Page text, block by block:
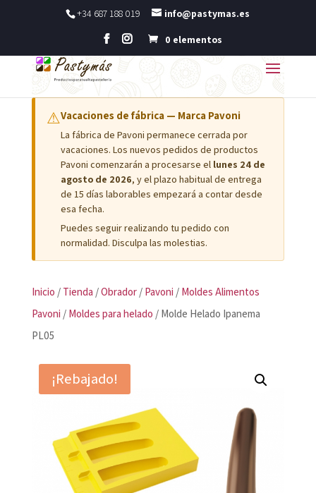
+34 687 188 019 info@pastymas.es
0 elementos
⚠Vacaciones de fábrica — Marca Pavoni
La fábrica de Pavoni permanece cerrada por
vacaciones. Los nuevos pedidos de productos
Pavoni comenzarán a procesarse el lunes 24 de
agosto de 2026, y el plazo habitual de entrega
de 15 días laborables empezará a contar desde
esa fecha.
Puedes seguir realizando tu pedido con
normalidad. Disculpa las molestias.
Inicio / Tienda /Obrador/ Pavoni / Moldes Alimentos
Pavoni / Moldes para helado / Molde Helado Ipanema
PL05
¡Rebajado!